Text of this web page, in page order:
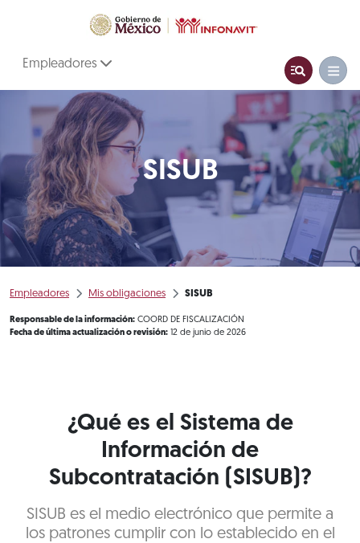
Empleadores
SISUB
Empleadores Mis obligaciones SISUB
Responsable de la información: COORD DE FISCALIZACIÓN
Fecha de última actualización o revisión: 12 de junio de 2026
¿Qué es el Sistema de
Información de
Subcontratación (SISUB)?
SISUB es el medio electrónico que permite a
los patrones cumplir con lo establecido en el